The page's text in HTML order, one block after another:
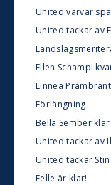
United värvar
United tackar av
Ellen Schampi
Linnea
Förlängning
Bella Sember
United tackar av
United tackar
Felle är klar!